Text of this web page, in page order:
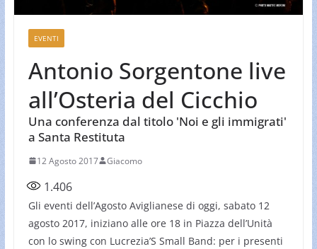
EVENTI
Antonio Sorgentone live
all’Osteria del Cicchio
Una conferenza dal titolo 'Noi e gli immigrati'
a Santa Restituta
12 Agosto 2017 Giacomo
1.406
Gli eventi dell’Agosto Aviglianese di oggi, sabato 12
agosto 2017, iniziano alle ore 18 in Piazza dell’Unità
con lo swing con Lucrezia’S Small Band: per i presenti